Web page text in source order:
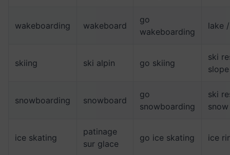
wakeboarding wakeboard
go
wakeboarding
lake
skiing ski alpin go skiing
ski
snowboarding snowboard
go
snowboarding
ski
ice skating
patinage
sur glace
go ice skating ice